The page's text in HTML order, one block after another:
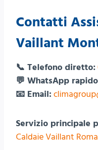
Contatti
Vaillant
📞 Telefono diretto:
💬 WhatsApp
📧 Email:
Servizio principale
Caldaie Vaillant Roma